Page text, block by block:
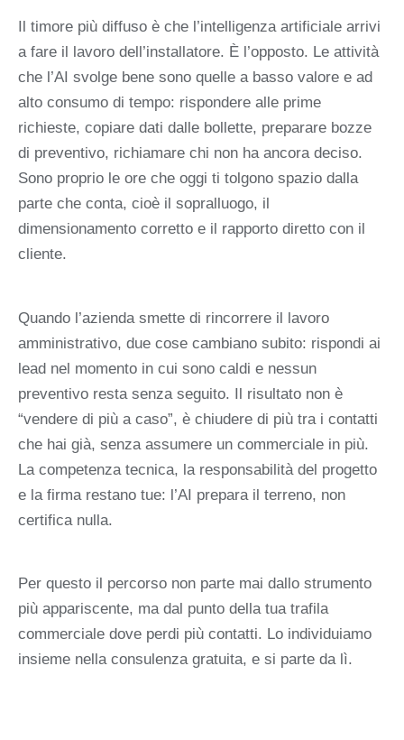
Il timore più diffuso è che l’intelligenza artificiale arrivi
a fare il lavoro dell’installatore. È l’opposto. Le attività
che l’AI svolge bene sono quelle a basso valore e ad
alto consumo di tempo: rispondere alle prime
richieste, copiare dati dalle bollette, preparare bozze
di preventivo, richiamare chi non ha ancora deciso.
Sono proprio le ore che oggi ti tolgono spazio dalla
parte che conta, cioè il sopralluogo, il
dimensionamento corretto e il rapporto diretto con il
cliente.
Quando l’azienda smette di rincorrere il lavoro
amministrativo, due cose cambiano subito: rispondi ai
lead nel momento in cui sono caldi e nessun
preventivo resta senza seguito. Il risultato non è
“vendere di più a caso”, è chiudere di più tra i contatti
che hai già, senza assumere un commerciale in più.
La competenza tecnica, la responsabilità del progetto
e la firma restano tue: l’AI prepara il terreno, non
certifica nulla.
Per questo il percorso non parte mai dallo strumento
più appariscente, ma dal punto della tua trafila
commerciale dove perdi più contatti. Lo individuiamo
insieme nella consulenza gratuita, e si parte da lì.